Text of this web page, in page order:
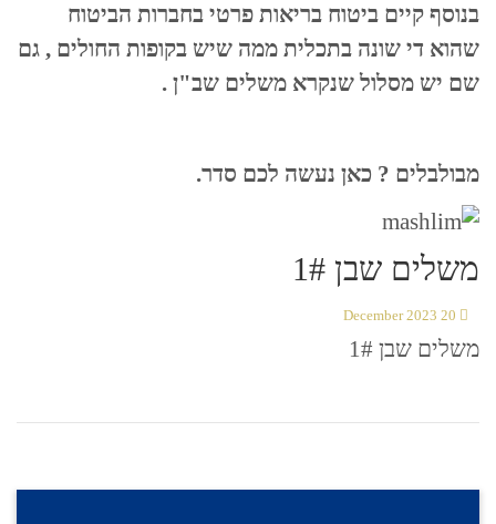
בנוסף קיים ביטוח בריאות פרטי בחברות הביטוח
שהוא די שונה בתכלית ממה שיש בקופות החולים , גם
שם יש מסלול שנקרא משלים שב"ן .
מבולבלים ? כאן נעשה לכם סדר.
משלים שבן 1#
20 December 2023
משלים שבן 1#